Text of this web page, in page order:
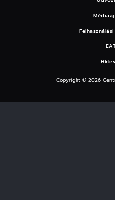
EAT
Copyright © 2026